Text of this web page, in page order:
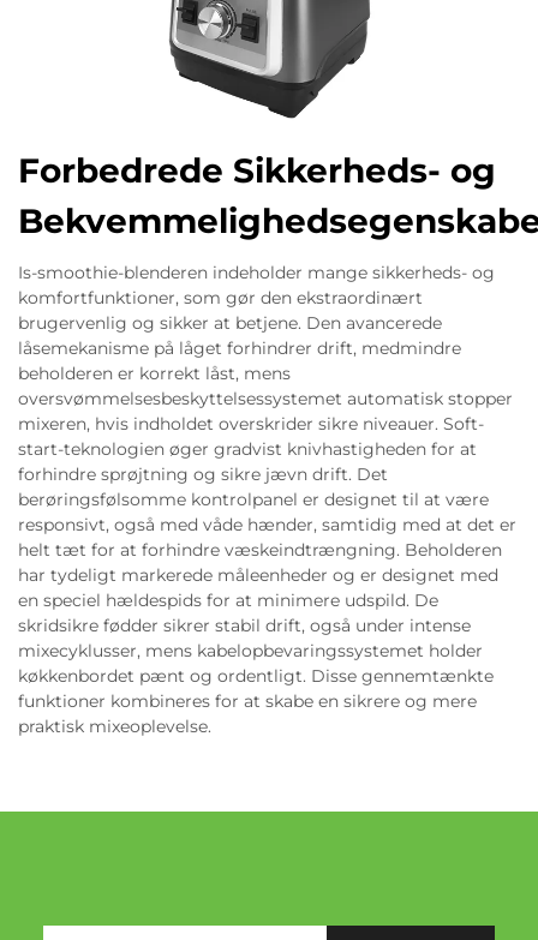
Forbedrede Sikkerheds- og
Is-smoothie-blenderen indeholder mange sikkerheds- og
komfortfunktioner, som gør den ekstraordinært
brugervenlig og sikker at betjene. Den avancerede
låsemekanisme på låget forhindrer drift, medmindre
beholderen er korrekt låst, mens
oversvømmelsesbeskyttelsessystemet automatisk stopper
mixeren, hvis indholdet overskrider sikre niveauer. Soft-
start-teknologien øger gradvist knivhastigheden for at
forhindre sprøjtning og sikre jævn drift. Det
berøringsfølsomme kontrolpanel er designet til at være
responsivt, også med våde hænder, samtidig med at det er
helt tæt for at forhindre væskeindtrængning. Beholderen
har tydeligt markerede måleenheder og er designet med
en speciel hældespids for at minimere udspild. De
skridsikre fødder sikrer stabil drift, også under intense
mixecyklusser, mens kabelopbevaringssystemet holder
køkkenbordet pænt og ordentligt. Disse gennemtænkte
funktioner kombineres for at skabe en sikrere og mere
praktisk mixeoplevelse.